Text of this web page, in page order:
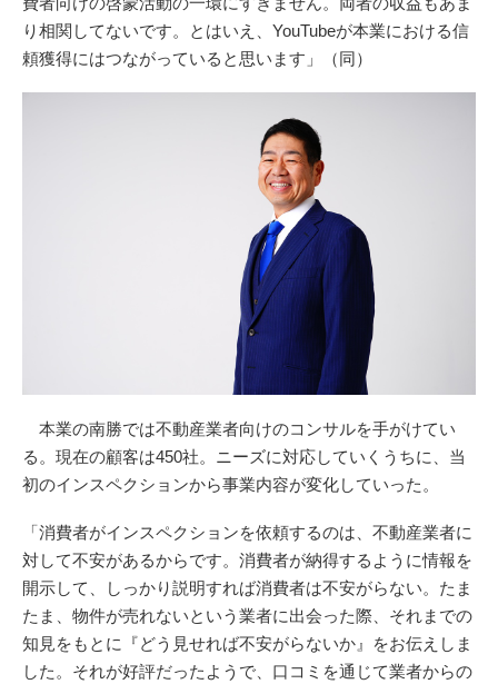
り相関してないです。とはいえ、YouTubeが本業における信
頼獲得にはつながっていると思います」（同）
本業の南勝では不動産業者向けのコンサルを手がけてい
る。現在の顧客は450社。ニーズに対応していくうちに、当
初のインスペクションから事業内容が変化していった。
「消費者がインスペクションを依頼するのは、不動産業者に
対して不安があるからです。消費者が納得するように情報を
開示して、しっかり説明すれば消費者は不安がらない。たま
たま、物件が売れないという業者に出会った際、それまでの
知見をもとに『どう見せれば不安がらないか』をお伝えしま
した。それが好評だったようで、口コミを通じて業者からの